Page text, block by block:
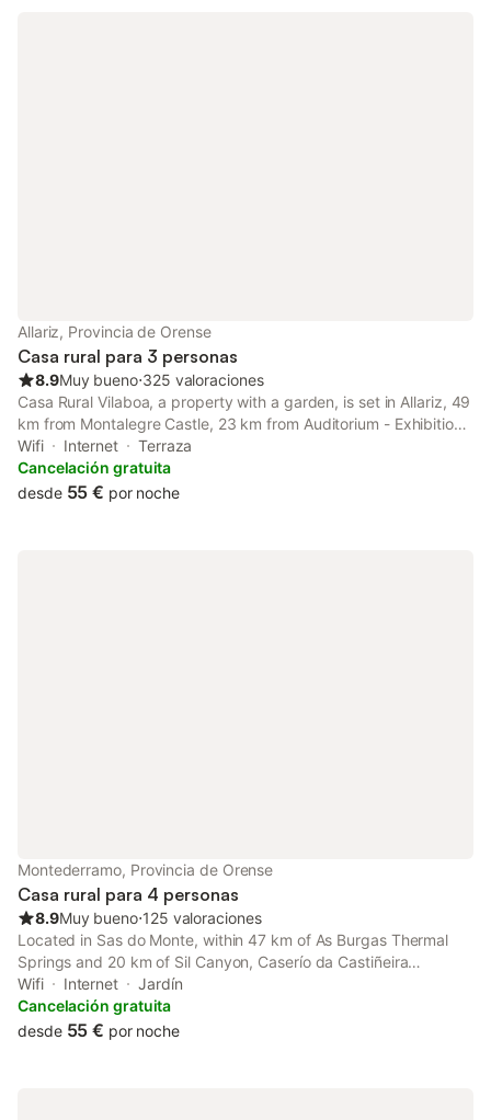
Allariz, Provincia de Orense
Casa rural para 3 personas
8.9Muy bueno⋅325 valoraciones
Casa Rural Vilaboa, a property with a garden, is set in Allariz, 49
km from Montalegre Castle, 23 km from Auditorium - Exhibition
Center, as well as 42 km from Pazo da Touza Golf.
Wifi Internet
Terraza
Cancelación gratuita
desde 55 € por noche
Montederramo, Provincia de Orense
Casa rural para 4 personas
8.9Muy bueno⋅125 valoraciones
Located in Sas do Monte, within 47 km of As Burgas Thermal
Springs and 20 km of Sil Canyon, Caserío da Castiñeira
provides accommodation with a garden as well as free private
parking for guests who drive.
Wifi Internet
Jardín
Cancelación gratuita
desde 55 € por noche